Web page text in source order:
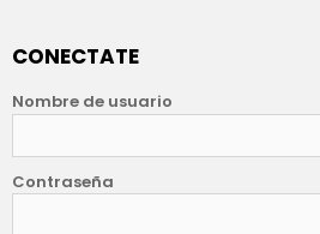
CONECTATE
Nombre de usuario
Contraseña